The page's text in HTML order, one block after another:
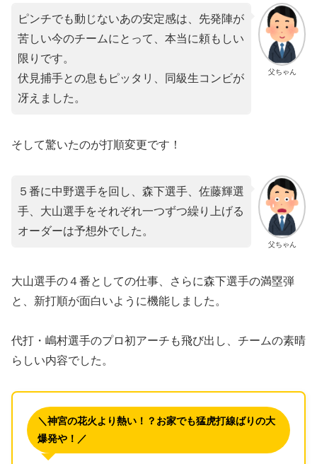
父ちゃん
ピンチでも動じないあの安定感は、先発陣が
苦しい今のチームにとって、本当に頼もしい
限りです。
伏見捕手との息もピッタリ、同級生コンビが
冴えました。
​そして驚いたのが打順変更です！
父ちゃん
５番に中野選手を回し、森下選手、佐藤輝選
手、大山選手をそれぞれ一つずつ繰り上げる
オーダーは予想外でした。
大山選手の４番としての仕事、さらに森下選手の満塁弾
と、新打順が面白いように機能しました。
代打・嶋村選手のプロ初アーチも飛び出し、チームの素晴
らしい内容でした。
＼神宮の花火より熱い！？お家でも猛虎打線ばりの大
爆発や！／